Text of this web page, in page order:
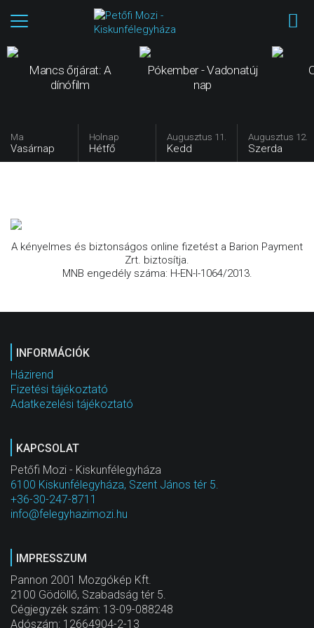
Mancs őrjárat: A
dínófilm
Pókember - Vadonatúj
nap
Ma
Vasárnap
Holnap
Hétfő
Augusztus 11.
Kedd
Augusztus 12.
Szerda
A kényelmes és biztonságos online fizetést a Barion Payment
Zrt. biztosítja.
MNB engedély száma: H-EN-I-1064/2013.
INFORMÁCIÓK
Házirend
Fizetési tájékoztató
Adatkezelési tájékoztató
KAPCSOLAT
Petőfi Mozi - Kiskunfélegyháza
6100 Kiskunfélegyháza, Szent János tér 5.
+36-30-247-8711
info@felegyhazimozi.hu
IMPRESSZUM
Pannon 2001 Mozgókép Kft.
2100 Gödöllő, Szabadság tér 5.
Cégjegyzék szám: 13-09-088248
Adószám: 12664904-2-13